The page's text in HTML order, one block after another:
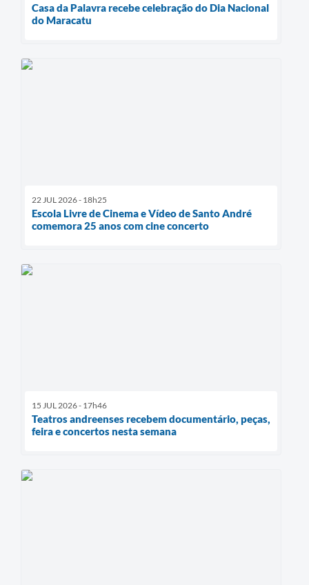
Casa da Palavra recebe celebração do Dia Nacional
do Maracatu
22 JUL 2026 - 18h25
Escola Livre de Cinema e Vídeo de Santo André
comemora 25 anos com cine concerto
15 JUL 2026 - 17h46
Teatros andreenses recebem documentário, peças,
feira e concertos nesta semana